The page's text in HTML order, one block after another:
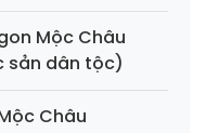
Mộc Châu
sản dân tộc)
Châu